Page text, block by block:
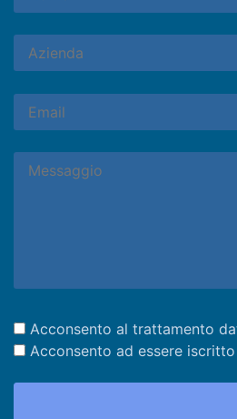
Acconsento al trattamento
Acconsento ad essere